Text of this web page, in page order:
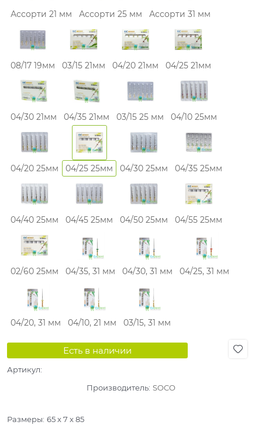
Ассорти 21 мм Ассорти 25 мм Ассорти 31 мм
08/17 19мм 03/15 21мм 04/20 21мм 04/25 21мм
04/30 21мм 04/35 21мм 03/15 25 мм 04/10 25мм
04/20 25мм 04/25 25мм 04/30 25мм 04/35 25мм
04/40 25мм 04/45 25мм 04/50 25мм 04/55 25мм
02/60 25мм 04/35, 31 мм 04/30, 31 мм 04/25, 31 мм
04/20, 31 мм 04/10, 21 мм 03/15, 31 мм
Есть в наличии
Артикул:
Производитель: SOCO
Размеры: 65 x 7 x 85